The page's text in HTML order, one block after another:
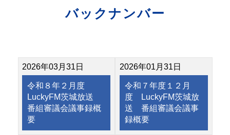
バックナンバー
2026年03月31日
令和８年２月度
LuckyFM茨城放送
番組審議会議事録概
要
2026年01月31日
令和７年度１２月
度 LuckyFM茨城放
送 番組審議会議事
録概要